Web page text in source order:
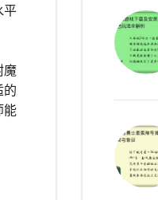
平
魔
的
能